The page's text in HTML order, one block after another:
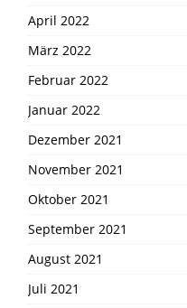
April 2022
März 2022
Februar 2022
Januar 2022
Dezember 2021
November 2021
Oktober 2021
September 2021
August 2021
Juli 2021